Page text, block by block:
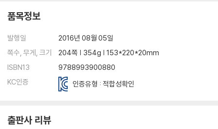
품목정보
발행일
2016년 08월 05일
쪽수, 무게, 크기
204쪽 | 354g | 153*220*20mm
ISBN13
9788993900880
KC인증
인증유형 : 적합성확인
출판사 리뷰